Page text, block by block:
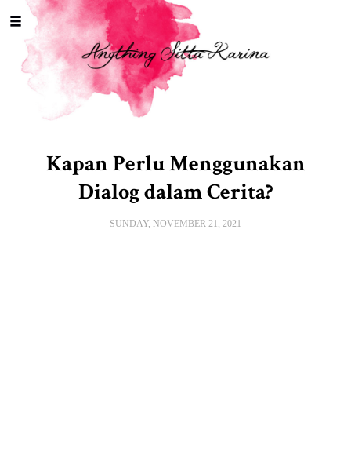
Toggle
navigation
Kapan Perlu Menggunakan
Dialog dalam Cerita?
SUNDAY, NOVEMBER 21, 2021